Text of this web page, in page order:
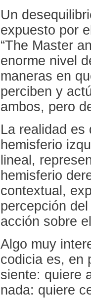
Un
expuesto por
“The Master
enorme nivel
maneras en
perciben y
ambos, pero
La realidad es
hemisferio
lineal,
hemisferio
contextual,
percepción
acción sobre
Algo muy
codicia es, en
siente: quiere
nada: quiere